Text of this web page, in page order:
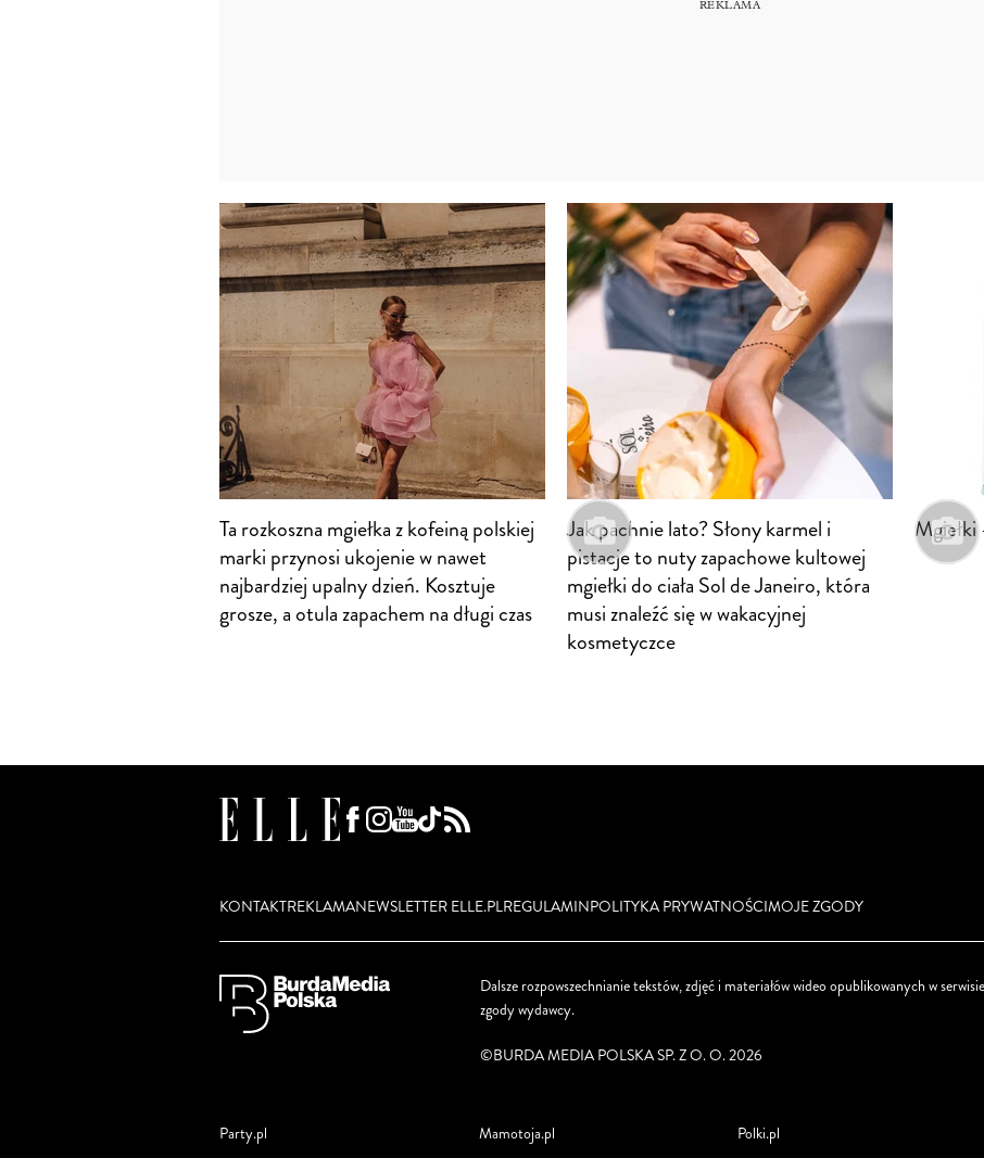
Ta rozkoszna mgiełka z kofeiną polskiej
marki przynosi ukojenie w nawet
najbardziej upalny dzień. Kosztuje
grosze, a otula zapachem na długi czas
Jak pachnie lato? Słony karmel i
pistacje to nuty zapachowe kultowej
mgiełki do ciała Sol de Janeiro, która
musi znaleźć się w wakacyjnej
kosmetyczce
KONTAKTREKLAMANEWSLETTER ELLE.PLREGULAMINPOLITYKA PRYWATNOŚCIMOJE ZGODY
Dalsze rozpowszechnianie tekstów, zdjęć i materiałów wideo opublikowanych w
zgody wydawcy.
©BURDA MEDIA POLSKA SP. Z O. O. 2026
Party.pl Mamotoja.pl Polki.pl